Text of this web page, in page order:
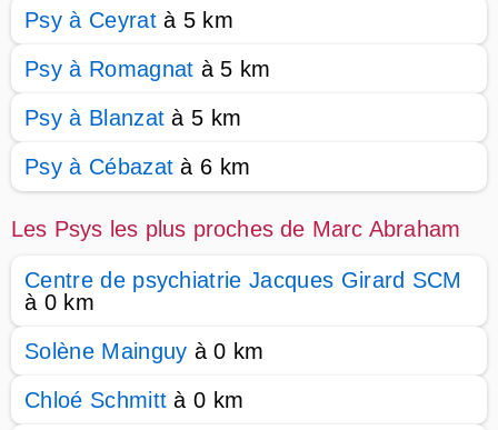
Psy à Ceyratà 5 km
Psy à Romagnat à 5 km
Psy à Blanzat à 5 km
Psy à Cébazat à 6 km
Les Psys les plus proches de Marc Abraham
Centre de psychiatrie Jacques Girard SCM
à 0 km
Solène Mainguy à 0 km
Chloé Schmitt à 0 km